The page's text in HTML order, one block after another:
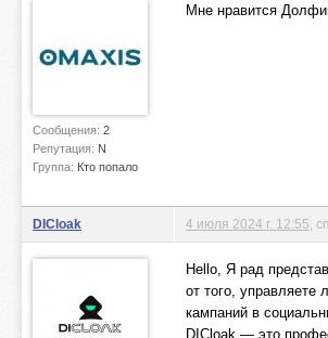
Сообщения: 2
Репутация: N
Группа: Кто попало
Мне нравится
DICloak 4 июля 2024 г. 12:55 ,
Hello, Я рад
от того, управляете
кампаний в
DICloak — это